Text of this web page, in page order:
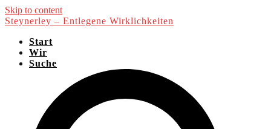
Skip to content
Steynerley – Entlegene Wirklichkeiten
Start
Wir
Suche